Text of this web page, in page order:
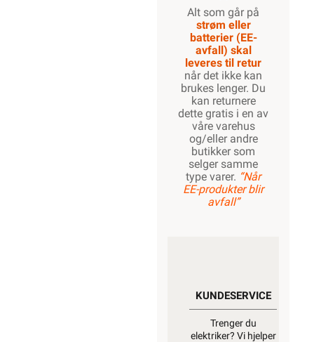
Alt som går på
strøm eller
batterier (EE-
avfall) skal
leveres til retur
når det ikke kan
brukes lenger. Du
kan returnere
dette gratis i en av
våre varehus
og/eller andre
butikker som
selger samme
type varer. “Når
EE-produkter blir
avfall”
KUNDESERVICE
Trenger du
elektriker? Vi hjelper